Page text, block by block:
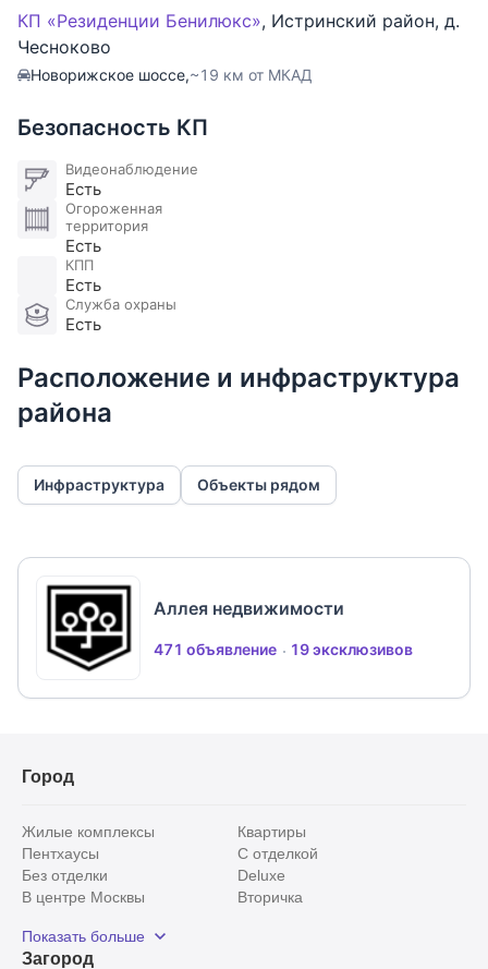
ОПИСАНИЕ ПОСЁЛКА: Поселок премиум-класса, в
котором сочетаются европейский комфорт и
уютная атмосфера родной русской природы. Один
из лучших поселков Подмосковья, где имеется все
необходимое для комфортной жизни.
ИНФРАСТРУКТУРА: Инфраструктура поселка:
Спортивный клуб FITNESS ONE, Курсы
иностранных языков Portalingua, Теннисная
Академия А. Чеснокова, Ветеринарная клиника
Vetville, Билингвальный детский сад Монтессори,
Салон красоты White Fox, Клуб настольного
тенниса Jeu de Paume.
КП «Резиденции Бенилюкс», Истринский район, д.
Чесноково
Новорижское шоссе,~19 км от МКАД
Безопасность КП
Видеонаблюдение
Есть
Огороженная
территория
Есть
КПП
Есть
Служба охраны
Есть
Расположение и инфраструктура
района
Инфраструктура Объекты рядом
Аллея недвижимости
471 объявление 19 эксклюзивов
Город
Жилые комплексы
Квартиры
Пентхаусы
С отделкой
Без отделки
Deluxe
В центре Москвы
Вторичка
Рядом с парком
С панорамными окнами
Показать больше
Загород